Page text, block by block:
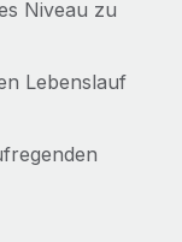
Business-
in deine
Niveau zu
Lebenslauf